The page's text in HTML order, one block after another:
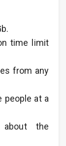
time limit
from any
people at a
the